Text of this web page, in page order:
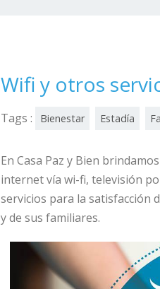
Wifi y otros
Tags : Bienestar Estadía
En Casa Paz y Bien
internet vía wi-fi, televisión
servicios para la satisfacción
y de sus familiares.